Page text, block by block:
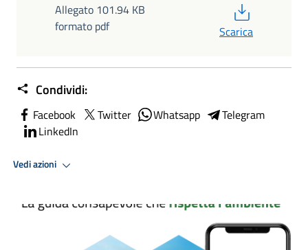
Allegato 101.94 KB
formato pdf
Scarica
Condividi:
Facebook Twitter Whatsapp
Telegram
LinkedIn
Vedi azioni